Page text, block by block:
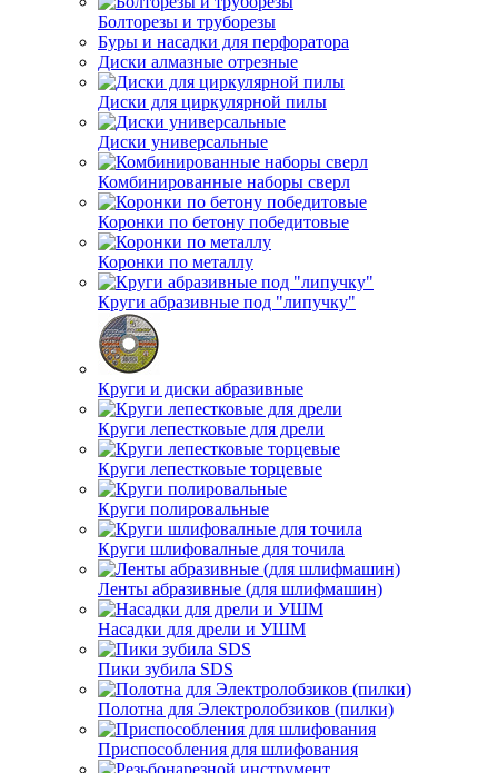
Болторезы и труборезы
Буры и насадки для перфоратора
Диски алмазные отрезные
Диски для циркулярной пилы
Диски универсальные
Комбинированные наборы сверл
Коронки по бетону победитовые
Коронки по металлу
Круги абразивные под "липучку"
Круги и диски абразивные
Круги лепестковые для дрели
Круги лепестковые торцевые
Круги полировальные
Круги шлифовалные для точила
Ленты абразивные (для шлифмашин)
Насадки для дрели и УШМ
Пики зубила SDS
Полотна для Электролобзиков (пилки)
Приспособления для шлифования